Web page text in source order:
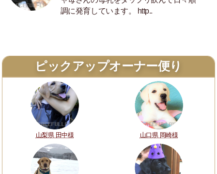
調に発育しています。 http..
ピックアップオーナー便り
山梨県 田中様 山口県 岡崎様